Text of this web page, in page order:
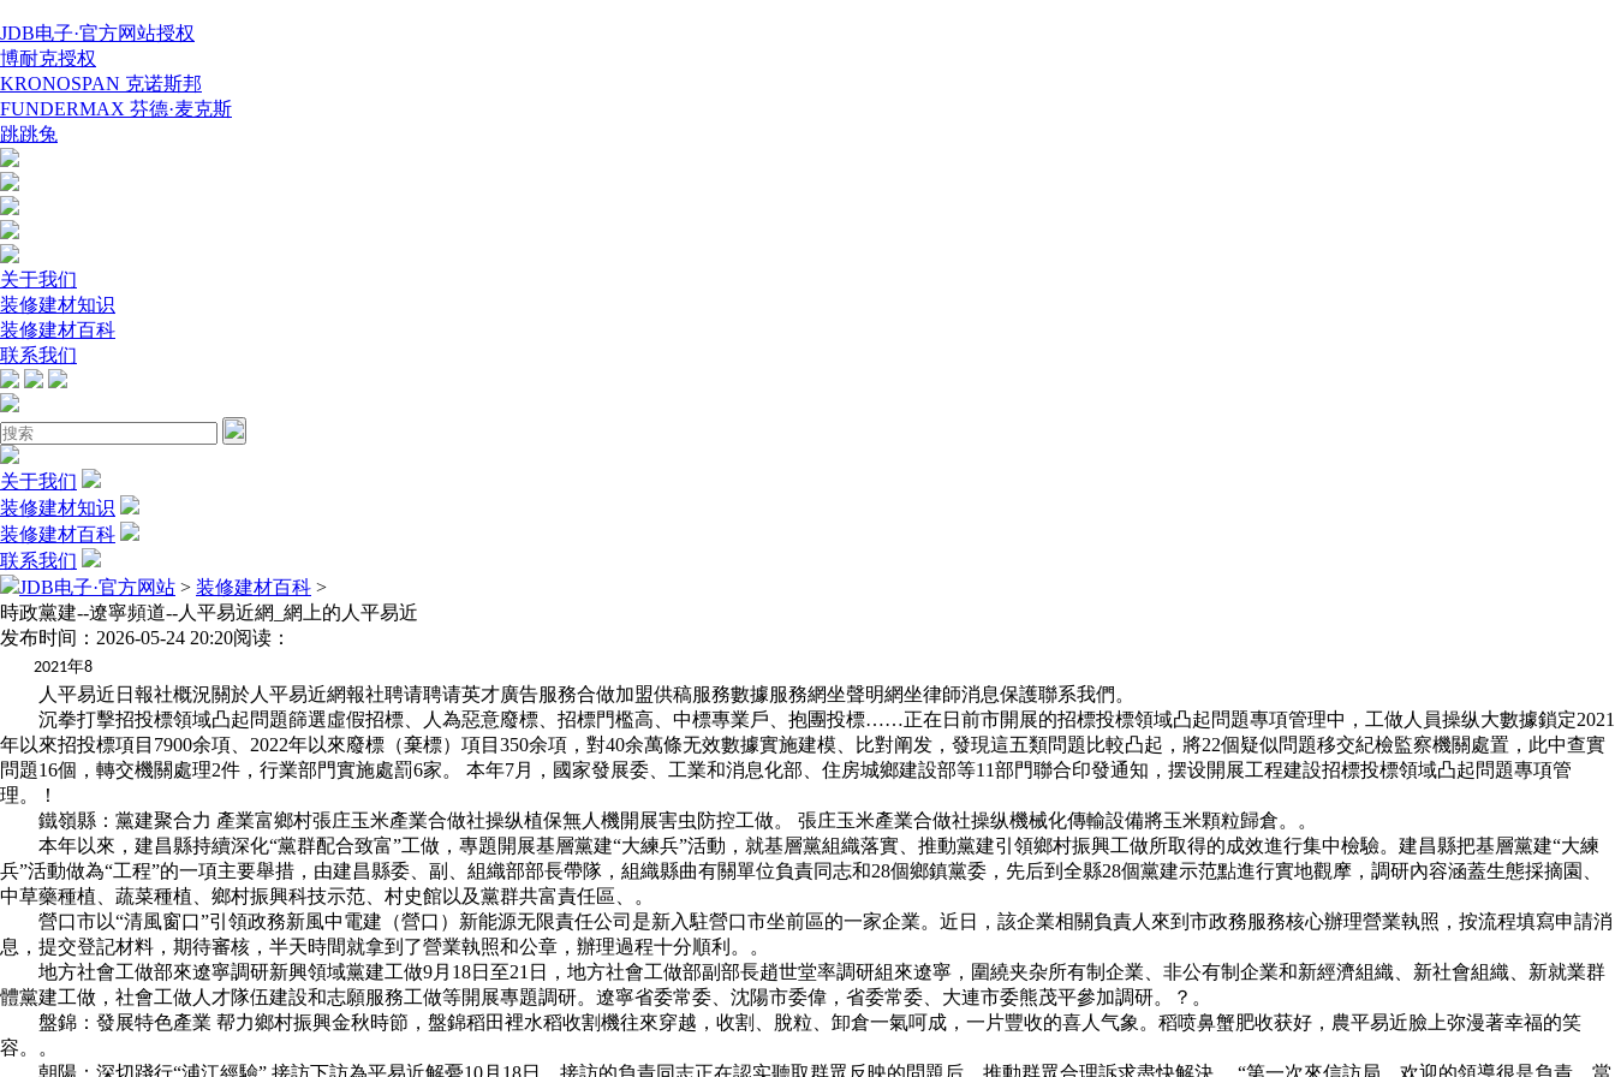
JDB电子·官方网站授权
博耐克授权
KRONOSPAN 克诺斯邦
FUNDERMAX 芬德·麦克斯
跳跳兔
关于我们
装修建材知识
装修建材百科
联系我们
关于我们
装修建材知识
装修建材百科
联系我们
JDB电子·官方网站 > 装修建材百科 >
時政黨建--遼寧頻道--人平易近網_網上的人平易近
发布时间：2026-05-24 20:20阅读：
2021年8
人平易近日報社概況關於人平易近網報社聘请聘请英才廣告服務合做加盟供稿服務數據服務網坐聲明網坐律師消息保護聯系我們。
沉拳打擊招投標領域凸起問題篩選虛假招標、人為惡意廢標、招標門檻高、中標專業戶、抱團投標……正在日前市開展的招標投標領域凸起問題專項管理中，工做人員操纵大數據鎖定2021
年以來招投標項目7900余項、2022年以來廢標（棄標）項目350余項，對40余萬條无效數據實施建模、比對阐发，發現這五類問題比較凸起，將22個疑似問題移交紀檢監察機關處置，此中查實
問題16個，轉交機關處理2件，行業部門實施處罰6家。 本年7月，國家發展委、工業和消息化部、住房城鄉建設部等11部門聯合印發通知，摆设開展工程建設招標投標領域凸起問題專項管
理。！
鐵嶺縣：黨建聚合力 產業富鄉村張庄玉米產業合做社操纵植保無人機開展害虫防控工做。 張庄玉米產業合做社操纵機械化傳輸設備將玉米顆粒歸倉。。
本年以來，建昌縣持續深化“黨群配合致富”工做，專題開展基層黨建“大練兵”活動，就基層黨組織落實、推動黨建引領鄉村振興工做所取得的成效進行集中檢驗。建昌縣把基層黨建“大練
兵”活動做為“工程”的一項主要舉措，由建昌縣委、副、組織部部長帶隊，組織縣曲有關單位負責同志和28個鄉鎮黨委，先后到全縣28個黨建示范點進行實地觀摩，調研內容涵蓋生態採摘園、
中草藥種植、蔬菜種植、鄉村振興科技示范、村史館以及黨群共富責任區、。
營口市以“清風窗口”引領政務新風中電建（營口）新能源无限責任公司是新入駐營口市坐前區的一家企業。近日，該企業相關負責人來到市政務服務核心辦理營業執照，按流程填寫申請消
息，提交登記材料，期待審核，半天時間就拿到了營業執照和公章，辦理過程十分順利。。
地方社會工做部來遼寧調研新興領域黨建工做9月18日至21日，地方社會工做部副部長趙世堂率調研組來遼寧，圍繞夹杂所有制企業、非公有制企業和新經濟組織、新社會組織、新就業群
體黨建工做，社會工做人才隊伍建設和志願服務工做等開展專題調研。遼寧省委常委、沈陽市委偉，省委常委、大連市委熊茂平參加調研。？。
盤錦：發展特色產業 帮力鄉村振興金秋時節，盤錦稻田裡水稻收割機往來穿越，收割、脫粒、卸倉一氣呵成，一片豐收的喜人气象。稻喷鼻蟹肥收获好，農平易近臉上弥漫著幸福的笑
容。。
朝陽：深切踐行“浦江經驗” 接訪下訪為平易近解憂10月18日，接訪的負責同志正在認实聽取群眾反映的問題后，推動群眾合理訴求盡快解決。 “第一次來信訪局，欢迎的領導很是負責，當